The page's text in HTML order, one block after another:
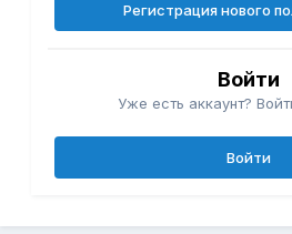
Регистрация нового
Войти
Уже есть аккаунт?
Войти